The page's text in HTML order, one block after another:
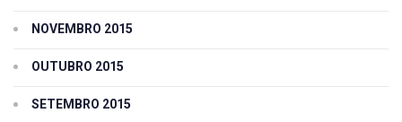
NOVEMBRO 2015
OUTUBRO 2015
SETEMBRO 2015